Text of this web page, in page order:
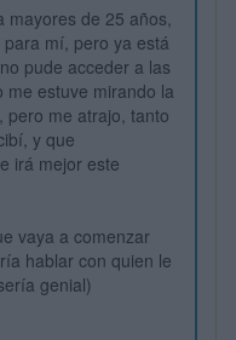
mayores de 25 años,
mí, pero ya está
pude acceder a las
me estuve mirando la
pero me atrajo, tanto
y que
irá mejor este
vaya a comenzar
hablar con quien le
genial)